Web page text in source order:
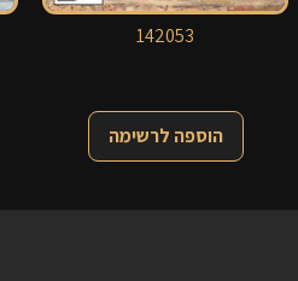
142053
הוספה לרשימה